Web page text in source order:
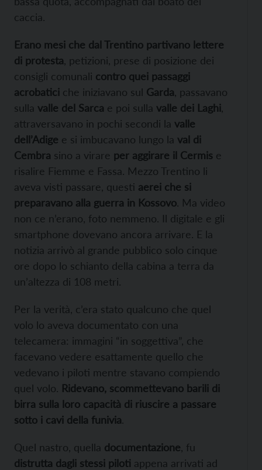
caccia.
Erano mesi che dal Trentino partivano lettere
di protesta , petizioni, prese di posizione dei
consigli comunali contro quei passaggi
acrobatici che iniziavano sul Garda , passavano
sulla valle del Sarca e poi sulla valle dei Laghi
attraversavano in pochi secondi la valle
dell’Adige e si imbucavano lungo la val di
Cembra sino a virare per aggirare il Cermis e
risalire Fiemme e Fassa. Mezzo Trentino li
aveva visti passare, questi aerei che si
preparavano alla guerra in Kossovo. Ma video
non ce n’erano, foto nemmeno. Il digitale e gli
smartphone dovevano ancora arrivare. E la
notizia arrivò al grande pubblico solo cinque
ore dopo lo schianto della cabina a terra da
un’altezza di 108 metri.
Per la verità, c’era stato qualcuno che quel
volo lo aveva documentato con una
telecamera: immagini “in soggettiva”, che
facevano vedere esattamente quello che
vedevano i piloti mentre stavano compiendo
quel volo. Ridevano, scommettevano barili di
birra sulla loro capacità di riuscire a passare
sotto i cavi della funivia.
Quel nastro, quella documentazione , fu
distrutta dagli stessi piloti appena arrivati ad